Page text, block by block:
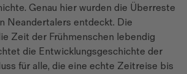
Genau hier wurden die Überreste
Neandertalers entdeckt. Die
Zeit der Frühmenschen lebendig
die Entwicklungsgeschichte der
für alle, die eine echte Zeitreise bis